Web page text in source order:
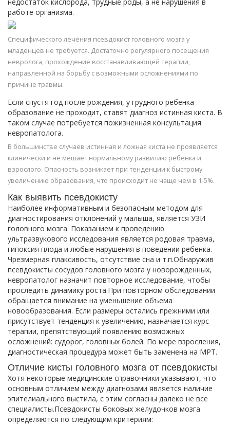
работе организма.
Специфического лечения псевдокист головного мозга у
младенцев не требуется. Достаточно регулярного посещения
невролога, прохождение восстанавливающей терапии,
направленной на борьбу с возможными осложнениями по
причине травмы.
Если спустя год после рождения, у грудного ребенка
образование не проходит, ставят диагноз истинная киста. В
таком случае потребуется пожизненная консультация
невропатолога.
В большинстве случаев истинная и ложная киста не проявляется
клинически и не мешает нормальному развитию ребенка и
взрослого. Опасность возникает при тенденции к быстрому
увеличению образования, что происходит не чаще чем в 1-5%.
Как выявить псевдокисту
Наиболее информативным и безопасным методом для
диагностирования отклонений у малыша, является УЗИ
головного мозга. Показанием к проведению
ультразвукового исследования является родовая травма,
гипоксия плода и любые нарушения в поведении ребенка.
Чрезмерная плаксивость, отсутствие сна и т.п.Обнаружив
псевдокисты сосудов головного мозга у новорожденных,
невропатолог назначит повторное исследование, чтобы
проследить динамику роста.При повторном обследовании
обращается внимание на уменьшение объема
новообразования. Если размеры остались прежними или
присутствует тенденция к увеличению, назначается курс
терапии, препятствующий появлению возможных
осложнений: судорог, головных болей. По мере взросления,
диагностическая процедура может быть заменена на МРТ.
Отличие кисты головного мозга от псевдокисты
Хотя некоторые медицинские справочники указывают, что
основным отличием между диагнозами является наличие
эпителиального выстила, с этим согласны далеко не все
специалисты.Псевдокисты боковых желудочков мозга
определяются по следующим критериям: